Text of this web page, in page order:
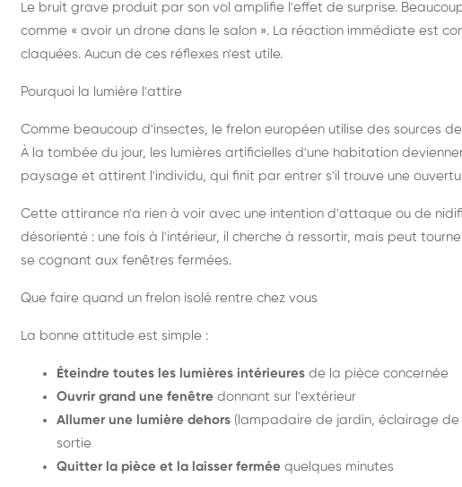
Le bruit grave produit par son vol amplifie l'effet de surprise.
comme « avoir un drone dans le salon ». La réaction immédiate est
claquées. Aucun de ces réflexes n'est utile.
Pourquoi la lumière l'attire
Comme beaucoup d'insectes, le frelon européen utilise des sources
À la tombée du jour, les lumières artificielles d'une habitation
paysage et attirent l'individu, qui finit par entrer s'il trouve une
Cette attirance n'a rien à voir avec une intention d'attaque ou de
désorienté : une fois à l'intérieur, il cherche à ressortir, mais peut
se cognant aux fenêtres fermées.
Que faire quand un frelon isolé rentre chez vous
La bonne attitude est simple :
Éteindre toutes les lumières intérieures de la pièce concernée
Ouvrir grand une fenêtre donnant sur l'extérieur
Allumer une lumière dehors (lampadaire de jardin, éclairage
sortie
Quitter la pièce et la laisser fermée quelques minutes